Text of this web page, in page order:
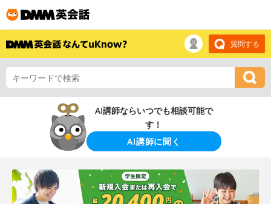
質問する
AI講師ならいつでも相談可能で
す！
AI講師に聞く